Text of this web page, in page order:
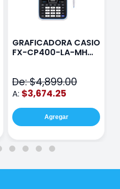
GRAFICADORA CASIO
FX-CP400-LA-MH
De: $4,899.00
A: $3,674.25
Agregar